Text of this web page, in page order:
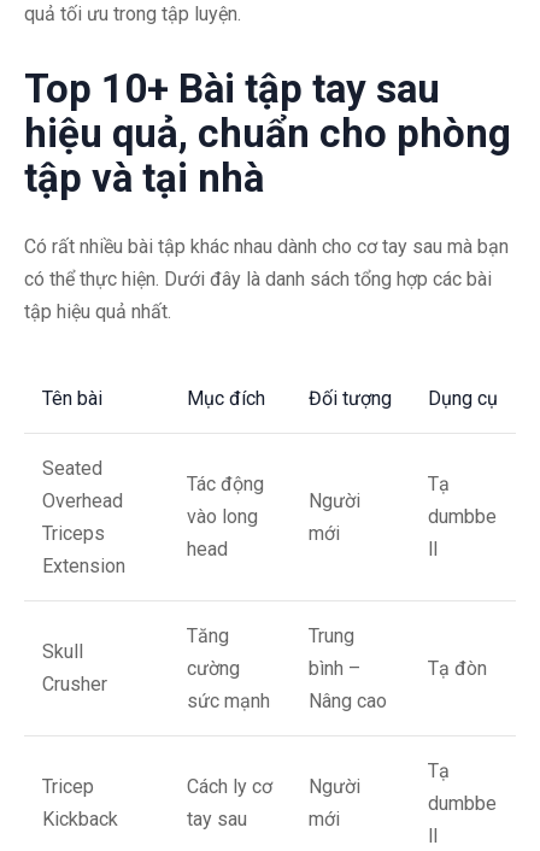
quả tối ưu trong tập luyện.
Top 10+ Bài tập tay sau
hiệu quả, chuẩn cho phòng
tập và tại nhà
Có rất nhiều bài tập khác nhau dành cho cơ tay sau mà bạn
có thể thực hiện. Dưới đây là danh sách tổng hợp các bài
tập hiệu quả nhất.
Tên bài Mục đích Đối tượng Dụng cụ
Seated
Overhead
Triceps
Extension
Tác động
vào long
head
Người
mới
Tạ
dumbbe
ll
Skull
Crusher
Tăng
cường
sức mạnh
Trung
bình –
Nâng cao
Tạ đòn
Tricep
Kickback
Cách ly cơ
tay sau
Người
mới
Tạ
dumbbe
ll